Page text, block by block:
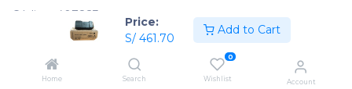
Price:
S/ 461.70
Add to Cart
Home Search
0
Wishlist Account
Código:
407823